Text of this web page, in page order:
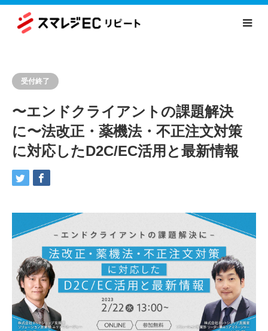
受付終了
〜エンドクライアントの課題解決
に〜法改正・薬機法・不正注文対策
に対応したD2C/EC活用と最新情報